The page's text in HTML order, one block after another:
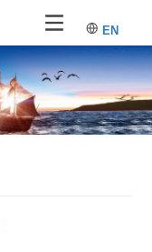
EN